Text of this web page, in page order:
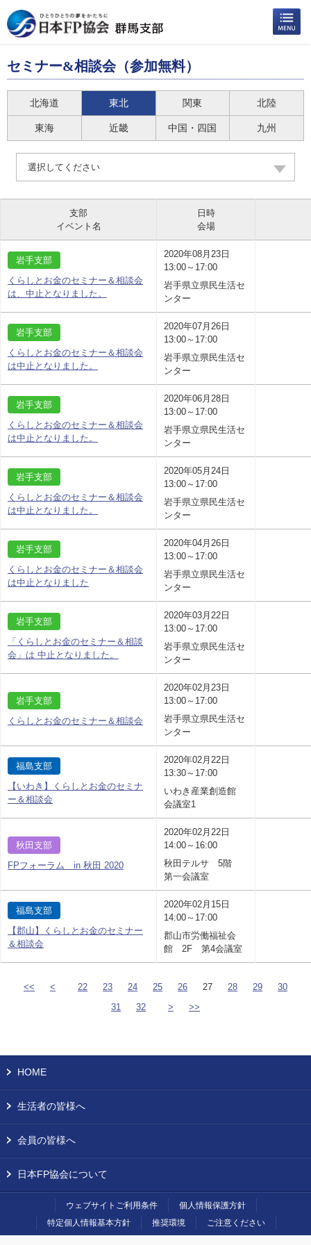
セミナー&相談会（参加無料）
北海道 東北 関東 北陸
東海 近畿 中国・四国 九州
選択してください
支部
イベント名
日時
会場
岩手支部
くらしとお金のセミナー＆相談会
は、中止となりました。
2020年08月23日
13:00～17:00
岩手県立県民生活セ
ンター
岩手支部
くらしとお金のセミナー＆相談会
は中止となりました。
2020年07月26日
13:00～17:00
岩手県立県民生活セ
ンター
岩手支部
くらしとお金のセミナー＆相談会
は中止となりました。
2020年06月28日
13:00～17:00
岩手県立県民生活セ
ンター
岩手支部
くらしとお金のセミナー＆相談会
は中止となりました。
2020年05月24日
13:00～17:00
岩手県立県民生活セ
ンター
岩手支部
くらしとお金のセミナー＆相談会
は中止となりました
2020年04月26日
13:00～17:00
岩手県立県民生活セ
ンター
岩手支部
「くらしとお金のセミナー＆相談
会」は 中止となりました。
2020年03月22日
13:00～17:00
岩手県立県民生活セ
ンター
岩手支部
くらしとお金のセミナー＆相談会
2020年02月23日
13:00～17:00
岩手県立県民生活セ
ンター
福島支部
【いわき】くらしとお金のセミナ
ー＆相談会
2020年02月22日
13:30～17:00
いわき産業創造館
会議室1
秋田支部
FPフォーラム in 秋田 2020
2020年02月22日
14:00～16:00
秋田テルサ 5階
第一会議室
福島支部
【郡山】くらしとお金のセミナー
＆相談会
2020年02月15日
14:00～17:00
郡山市労働福祉会
館 2F 第4会議室
<< < 22 23 24 25 26 27 28 29
30
31
32 > >>
HOME
生活者の皆様へ
会員の皆様へ
日本FP協会について
ウェブサイトご利用条件
個人情報保護方針
特定個人情報基本方針
推奨環境 ご注意ください